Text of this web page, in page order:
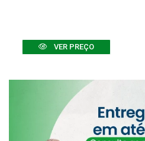
VER PREÇO